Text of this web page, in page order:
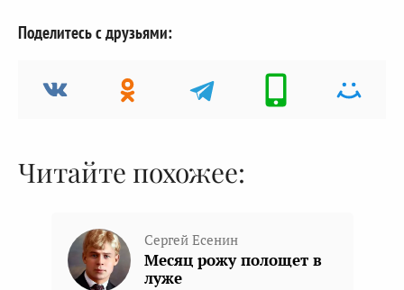
Поделитесь с друзьями:
Читайте похожее:
Сергей Есенин
Месяц рожу полощет в
луже